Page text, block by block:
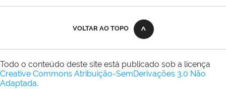
VOLTAR AO TOPO
Todo o conteúdo deste site está publicado sob a licença
Creative Commons Atribuição-SemDerivações 3.0 Não
Adaptada.